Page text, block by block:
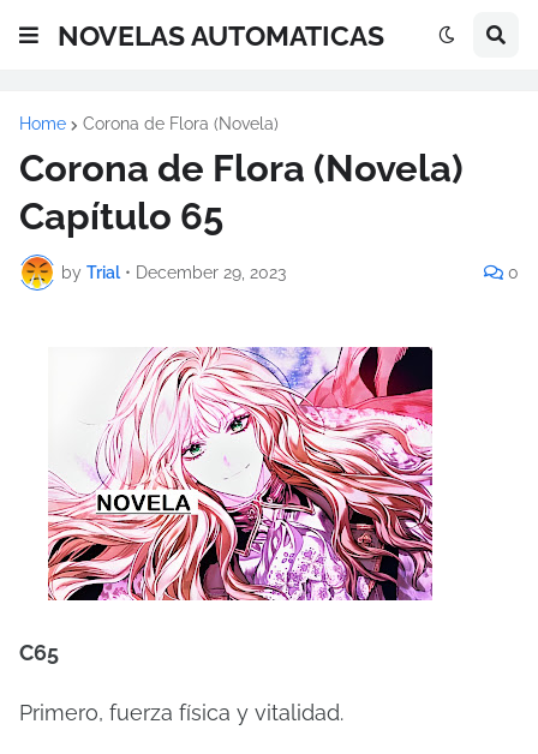
NOVELAS AUTOMATICAS
Home Corona de Flora (Novela)
Corona de Flora (Novela)
Capítulo 65
by Trial • December 29, 2023 0
C65
Primero, fuerza física y vitalidad.